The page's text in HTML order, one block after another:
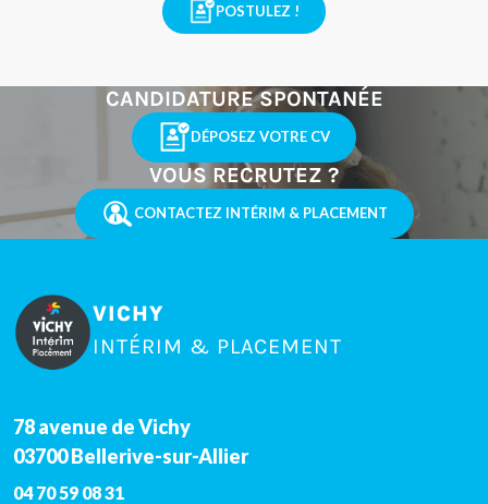
POSTULEZ !
CANDIDATURE SPONTANÉE
DÉPOSEZ VOTRE CV
VOUS RECRUTEZ ?
CONTACTEZ INTÉRIM & PLACEMENT
VICHY
INTÉRIM & PLACEMENT
78 avenue de Vichy
03700Bellerive-sur-Allier
04 70 59 08 31